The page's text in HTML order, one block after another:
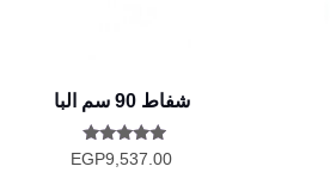
شفاط 90 سم البا
تم التقييم
5.00
EGP9,537.00